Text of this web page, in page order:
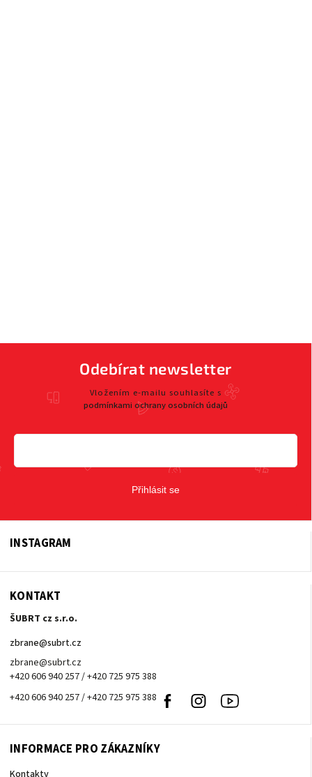
Odebírat newsletter
Vložením e-mailu souhlasíte s
podmínkami ochrany osobních údajů
Přihlásit se
INSTAGRAM
KONTAKT
ŠUBRT cz s.r.o.
zbrane@subrt.cz
zbrane@subrt.cz
+420 606 940 257 / +420 725 975 388
+420 606 940 257 / +420 725 975 388
Facebook Instagram
INFORMACE PRO ZÁKAZNÍKY